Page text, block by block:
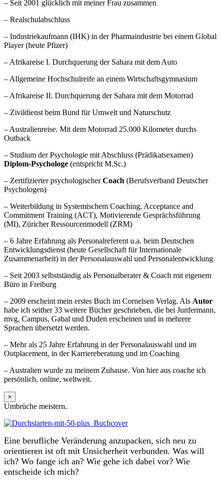
– Seit 2001 glücklich mit meiner Frau zusammen
– Realschulabschluss
– Industriekaufmann (IHK) in der Pharmaindustrie bei einem Global
Player (heute Pfizer)
– Afrikareise I. Durchquerung der Sahara mit dem Auto
– Allgemeine Hochschulreife an einem Wirtschaftsgymnasium
– Afrikareise II. Durchquerung der Sahara mit dem Motorrad
– Zivildienst beim Bund für Umwelt und Naturschutz
– Australienreise. Mit dem Motorrad 25.000 Kilometer durchs
Outback
– Studium der Psychologie mit Abschluss (Prädikatsexamen)
Diplom-Psychologe (entspricht M.Sc.)
– Zertifizierter psychologischerCoach (Berufsverband Deutscher
Psychologen)
– Weiterbildung in Systemischem Coaching, Acceptance and
Commitment Training (ACT), Motivierende Gesprächsführung
(MI), Züricher Ressourcenmodell (ZRM)
– 6 Jahre Erfahrung als Personalreferent u.a. beim Deutschen
Entwicklungsdienst (heute Gesellschaft für Internationale
Zusammenarbeit) in der Personalauswahl und Personalentwicklung
– Seit 2003 selbstständig als Personalberater & Coach mit eigenem
Büro in Freiburg
– 2009 erscheint mein erstes Buch im Cornelsen Verlag. Als Autor
habe ich seither 33 weitere Bücher geschrieben, die bei Junfermann,
mvg, Campus, Gabal und Duden erscheinen und in mehrere
Sprachen übersetzt werden.
– Mehr als 25 Jahre Erfahrung in der Personalauswahl und im
Outplacement, in der Karriereberatung und im Coaching
– Australien wurde zu meinem Zuhause. Von hier aus coache ich
persönlich, online, weltweit.
×
Umbrüche meistern.
Eine berufliche Veränderung anzupacken, sich neu zu
orientieren ist oft mit Unsicherheit verbunden. Was will
ich? Wo fange ich an? Wie gehe ich dabei vor? Wie
entscheide ich mich?